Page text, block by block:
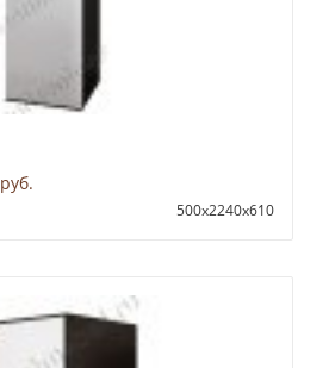
руб.
500х2240х610